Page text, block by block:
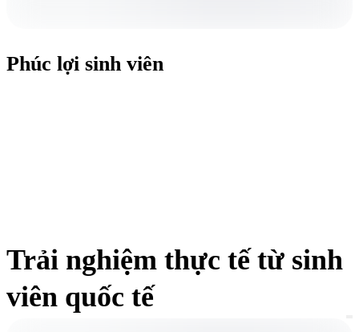
Phúc lợi sinh viên
Trải nghiệm thực tế từ sinh
viên quốc tế